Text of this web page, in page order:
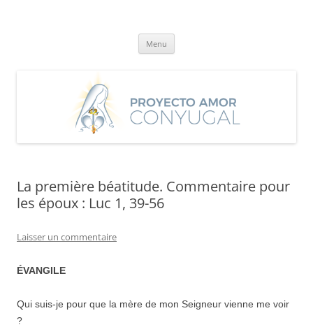
Menu
La première béatitude. Commentaire pour
les époux : Luc 1, 39-56
Laisser un commentaire
ÉVANGILE
Qui suis-je pour que la mère de mon Seigneur vienne me voir
?